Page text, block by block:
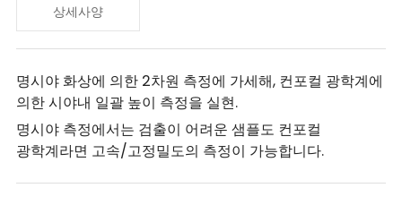
상세사양
명시야 화상에 의한 2차원 측정에 가세해, 컨포컬 광학계에
의한 시야내 일괄 높이 측정을 실현.
명시야 측정에서는 검출이 어려운 샘플도 컨포컬
광학계라면 고속/고정밀도의 측정이 가능합니다.